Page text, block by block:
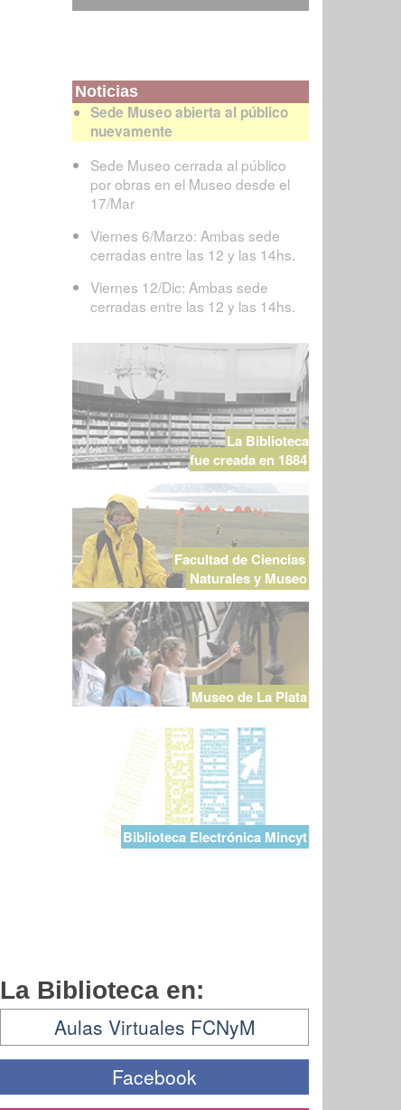
Noticias
Sede Museo abierta al público
nuevamente
Sede Museo cerrada al público
por obras en el Museo desde el
17/Mar
Viernes 6/Marzo: Ambas sede
cerradas entre las 12 y las 14hs.
Viernes 12/Dic: Ambas sede
cerradas entre las 12 y las 14hs.
La Biblioteca
fue creada en 1884
Facultad de Ciencias
Naturales y Museo
Museo de La Plata
Biblioteca Electrónica Mincyt
La Biblioteca en:
Aulas Virtuales FCNyM
Facebook